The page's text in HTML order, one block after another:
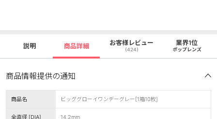
説明 商品詳細 お客様レビュー
(424)
業界1位
ポップレンズ
商品情報提供の通知
商品名 ビッググローイワンデーグレー[1箱10枚]
全直径 [DIA] 14.2mm